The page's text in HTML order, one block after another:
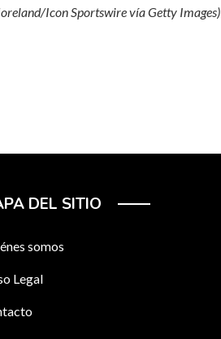
Icon Sportswire vía Getty Images)
DEL SITIO
somos
Legal